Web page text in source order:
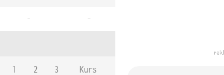
- -
1 2 3 Kurs